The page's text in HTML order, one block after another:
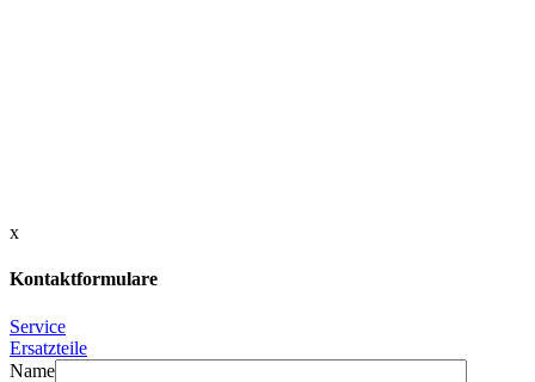
x
Kontaktformulare
Service
Ersatzteile
Name